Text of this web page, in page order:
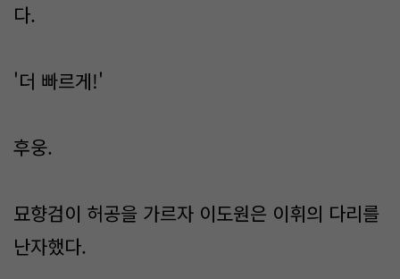
다.
'더 빠르게!'
후웅.
묘향검이 허공을 가르자 이도원은 이휘의 다리를
난자했다.